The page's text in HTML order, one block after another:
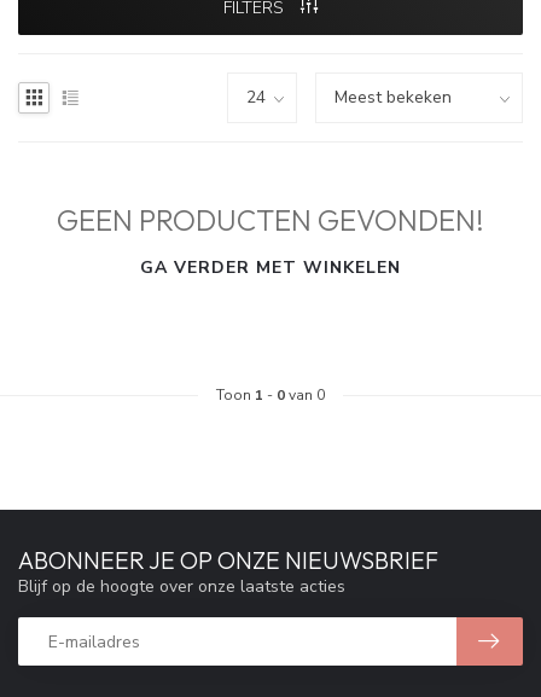
FILTERS
GEEN PRODUCTEN GEVONDEN!
GA VERDER MET WINKELEN
Toon 1 - 0van 0
ABONNEER JE OP ONZE NIEUWSBRIEF
Blijf op de hoogte over onze laatste acties